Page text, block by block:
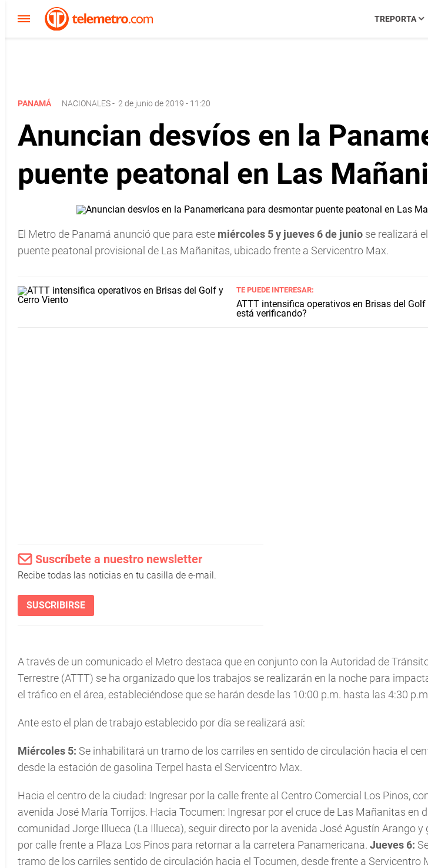
TREPORTA
PANAMÁ NACIONALES- 2 de junio de 2019 - 11:20
Anuncian desvíos en la
puente peatonal en Las
El Metro de Panamá anunció que para este miércoles 5 y jueves 6 de junio se realizará
puente peatonal provisional de Las Mañanitas, ubicado frente a Servicentro Max.
TE PUEDE INTERESAR:
ATTT intensifica operativos en Brisas del Golf
está verificando?
Suscríbete a nuestro newsletter
Recibe todas las noticias en tu casilla de e-mail.
SUSCRIBIRSE
A través de un comunicado el Metro destaca que en conjunto con la Autoridad de
Terrestre (ATTT) se ha organizado que los trabajos se realizarán en la noche para
el tráfico en el área, estableciéndose que se harán desde las 10:00 p.m. hasta las 4:30
Ante esto el plan de trabajo establecido por día se realizará así:
Miércoles 5: Se inhabilitará un tramo de los carriles en sentido de circulación hacia el
desde la estación de gasolina Terpel hasta el Servicentro Max.
Hacia el centro de la ciudad: Ingresar por la calle frente al Centro Comercial Los Pinos,
avenida José María Torrijos. Hacia Tocumen: Ingresar por el cruce de Las Mañanitas en
comunidad Jorge Illueca (La Illueca), seguir directo por la avenida José Agustín Arango y
por calle frente a Plaza Los Pinos para retornar a la carretera Panamericana. Jueves 6:
tramo de los carriles sentido de circulación hacia el Tocumen, desde frente a Servicentro